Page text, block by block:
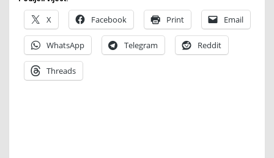
X Facebook Print Email
WhatsApp Telegram Reddit
Threads